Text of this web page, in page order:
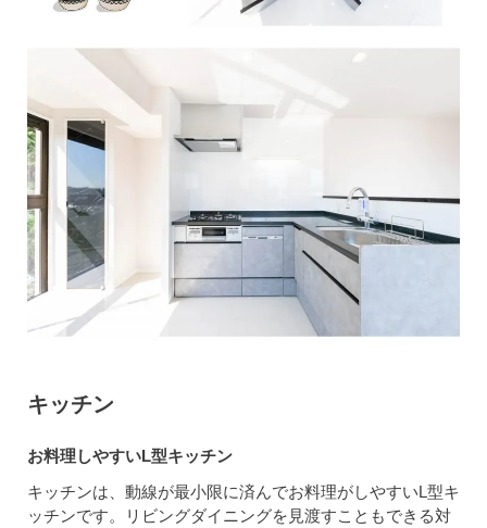
キッチン
お料理しやすいL型キッチン
キッチンは、動線が最小限に済んでお料理がしやすいL型キ
ッチンです。リビングダイニングを見渡すこともできる対